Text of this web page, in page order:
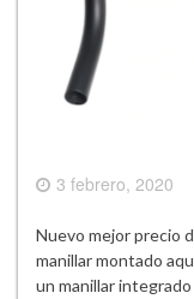
3 febrero, 2020
Nuevo mejor precio
manillar montado
un manillar